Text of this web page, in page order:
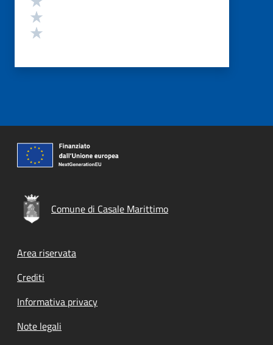
Comune di Casale Marittimo
Footer menu
Area riservata
Crediti
Informativa privacy
Note legali